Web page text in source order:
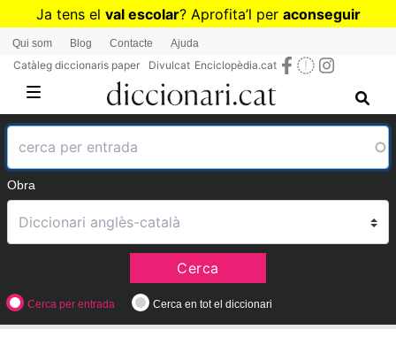
Vés
contingut
Ja tens el val escolar? Aprofita’l per aconseguir
diccionaris per a Primària o Secundària
Qui som Blog Contacte Ajuda
Catàleg diccionaris paper Divulcat Enciclopèdia.cat
Obra
Cerca
Cerca per entrada Cerca en tot el diccionari